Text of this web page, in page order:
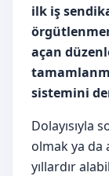
ilk iş
açan
sistemini
Dolayısıyla
olmak ya da
yıllardır